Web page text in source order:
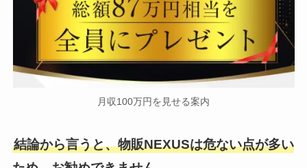
月収100万円を見せる案内
結論から言うと、物販NEXUSは危ない点が多い